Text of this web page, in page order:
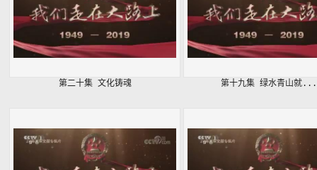
第二十集 文化铸魂 第十九集 绿水青山就...